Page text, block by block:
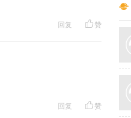
回复 赞
回复 赞